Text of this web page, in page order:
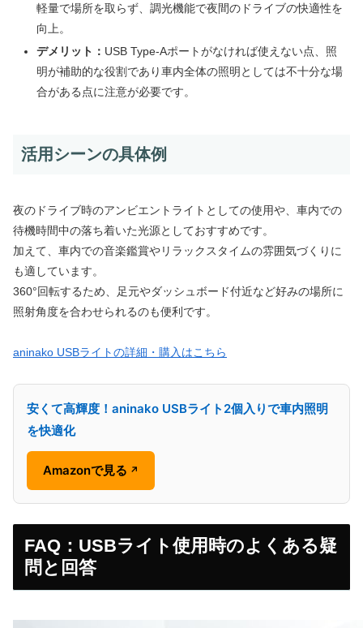
軽量で場所を取らず、調光機能で夜間のドライブの快適性を
向上。
デメリット： USB Type-Aポートがなければ使えない点、照
明が補助的な役割であり車内全体の照明としては不十分な場
合がある点に注意が必要です。
活用シーンの具体例
夜のドライブ時のアンビエントライトとしての使用や、車内での
待機時間中の落ち着いた光源としておすすめです。
加えて、車内での音楽鑑賞やリラックスタイムの雰囲気づくりに
も適しています。
360°回転するため、足元やダッシュボード付近など好みの場所に
照射角度を合わせられるのも便利です。
aninako USBライトの詳細・購入はこちら
安くて高輝度！aninako USBライト2個入りで車内照明
を快適化
Amazonで見る ↗
FAQ：USBライト使用時のよくある疑
問と回答